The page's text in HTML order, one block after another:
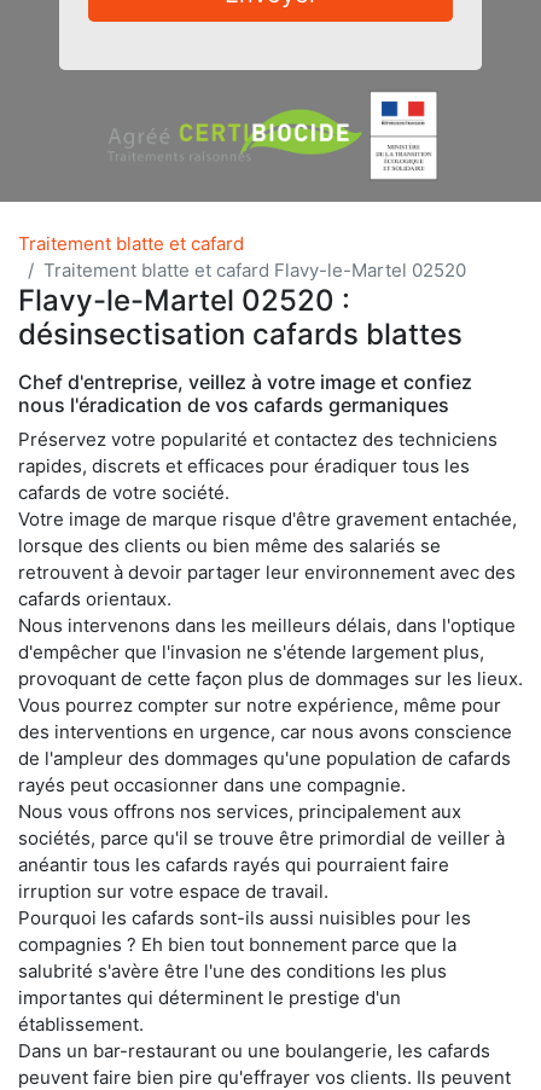
Traitement blatte et cafard
Traitement blatte et cafard Flavy-le-Martel 02520
Flavy-le-Martel 02520 :
désinsectisation cafards blattes
Chef d'entreprise, veillez à votre image et confiez
nous l'éradication de vos cafards germaniques
Préservez votre popularité et contactez des techniciens
rapides, discrets et efficaces pour éradiquer tous les
cafards de votre société.
Votre image de marque risque d'être gravement entachée,
lorsque des clients ou bien même des salariés se
retrouvent à devoir partager leur environnement avec des
cafards orientaux.
Nous intervenons dans les meilleurs délais, dans l'optique
d'empêcher que l'invasion ne s'étende largement plus,
provoquant de cette façon plus de dommages sur les lieux.
Vous pourrez compter sur notre expérience, même pour
des interventions en urgence, car nous avons conscience
de l'ampleur des dommages qu'une population de cafards
rayés peut occasionner dans une compagnie.
Nous vous offrons nos services, principalement aux
sociétés, parce qu'il se trouve être primordial de veiller à
anéantir tous les cafards rayés qui pourraient faire
irruption sur votre espace de travail.
Pourquoi les cafards sont-ils aussi nuisibles pour les
compagnies ? Eh bien tout bonnement parce que la
salubrité s'avère être l'une des conditions les plus
importantes qui déterminent le prestige d'un
établissement.
Dans un bar-restaurant ou une boulangerie, les cafards
peuvent faire bien pire qu'effrayer vos clients. Ils peuvent